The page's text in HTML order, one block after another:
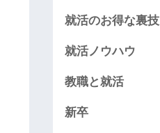
就活のお得な裏技
就活ノウハウ
教職と就活
新卒